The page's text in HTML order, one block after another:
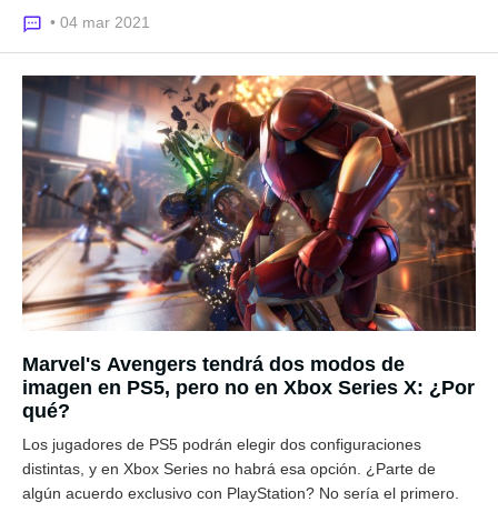
• 04 mar 2021
Marvel's Avengers tendrá dos modos de
imagen en PS5, pero no en Xbox Series X: ¿Por
qué?
Los jugadores de PS5 podrán elegir dos configuraciones
distintas, y en Xbox Series no habrá esa opción. ¿Parte de
algún acuerdo exclusivo con PlayStation? No sería el primero.